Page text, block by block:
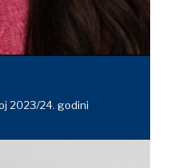
2023/24. godini